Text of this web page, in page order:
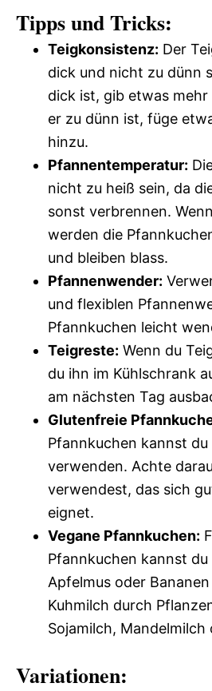
Tipps und Tricks:
Teigkonsistenz: Der
dick und nicht zu dünn
dick ist, gib etwas mehr
er zu dünn ist, füge
hinzu.
Pfannentemperatur:
nicht zu heiß sein, da
sonst verbrennen.
werden die
und bleiben blass.
Pfannenwender:
und flexiblen
Pfannkuchen leicht
Teigreste: Wenn du
du ihn im Kühlschrank
am nächsten Tag
Glutenfreie
Pfannkuchen kannst
verwenden. Achte
verwendest, das sich
eignet.
Vegane Pfannkuchen:
Pfannkuchen kannst du
Apfelmus oder
Kuhmilch durch
Sojamilch,
Variationen: